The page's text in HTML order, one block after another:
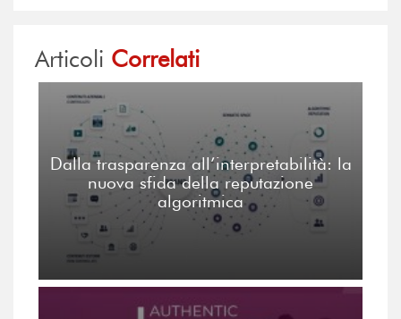
Articoli Correlati
Dalla trasparenza all’interpretabilità: la
nuova sfida della reputazione
algoritmica